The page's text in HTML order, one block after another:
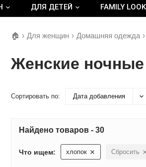
ДЛЯ ДЕТЕЙ FAMILY LOOK
🏠 › Для женщин › Домашняя одежда ›
Женские ночные
Сортировать по: Дата добавления
Найдено товаров - 30
Что ищем: хлопок Сбросить